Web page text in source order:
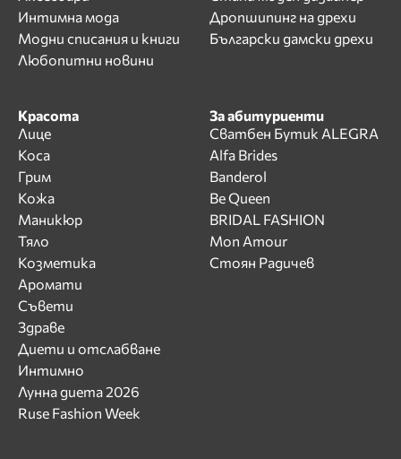
Интимна мода
Модни списания и книги
Любопитни новини
Дропшипинг на дрехи
Български дамски дрехи
Красота
Лице
Коса
Грим
Кожа
Маникюр
Тяло
Козметика
Аромати
Съвети
Здраве
Диети и отслабване
Интимно
Лунна диета 2026
Ruse Fashion Week
За абитуриенти
Сватбен Бутик ALEGRA
Alfa Brides
Banderol
Be Queen
BRIDAL FASHION
Mon Amour
Стоян Радичев